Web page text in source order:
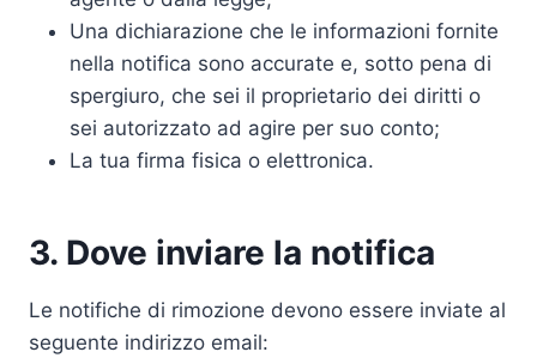
Una dichiarazione che le informazioni fornite
nella notifica sono accurate e, sotto pena di
spergiuro, che sei il proprietario dei diritti o
sei autorizzato ad agire per suo conto;
La tua firma fisica o elettronica.
3. Dove inviare la notifica
Le notifiche di rimozione devono essere inviate al
seguente indirizzo email: